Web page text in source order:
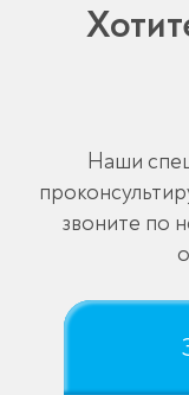
Наши
звоните по